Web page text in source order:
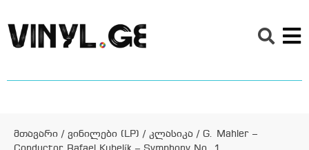
მთავარი / ვინილები (LP) / კლასიკა / G. Mahler –